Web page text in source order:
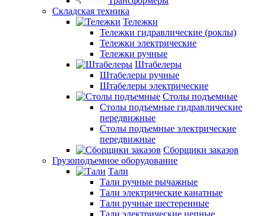
Складская техника
Тележки
Тележки гидравлические (роклы)
Тележки электрические
Тележки ручные
Штабелеры
Штабелеры ручные
Штабелеры электрические
Столы подъемные
Столы подъемные гидравлические
передвижные
Столы подъемные электрические
передвижные
Сборщики заказов
Грузоподъемное оборудование
Тали
Тали ручные рычажные
Тали электрические канатные
Тали ручные шестеренные
Тали электрические цепные